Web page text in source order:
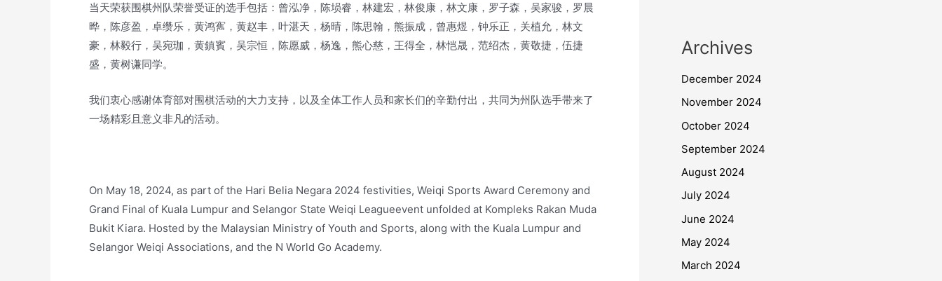
当天荣获围棋州队荣誉受证的选手包括：曾泓净，陈埙睿，林建宏，林俊康，林文康，罗子森，吴家骏，罗晨
晔，陈彦盈，卓缵乐，黄鸿寯，黄赵丰，叶湛天，杨晴，陈思翰，熊振成，曾惠煜，钟乐正，关植允，林文
豪，林毅行，吴宛珈，黄鎮賓，吴宗恒，陈愿威，杨逸，熊心慈，王得全，林恺晟，范绍杰，黄敬捷，伍捷
盛，黄树谦同学。
我们衷心感谢体育部对围棋活动的大力支持，以及全体工作人员和家长们的辛勤付出，共同为州队选手带来了
一场精彩且意义非凡的活动。
On May 18, 2024, as part of the Hari Belia Negara 2024 festivities, Weiqi Sports Award Ceremony and
Grand Final of Kuala Lumpur and Selangor State Weiqi Leagueevent unfolded at Kompleks Rakan Muda
Bukit Kiara. Hosted by the Malaysian Ministry of Youth and Sports, along with the Kuala Lumpur and
Selangor Weiqi Associations, and the N World Go Academy.
Archives
December 2024
November 2024
October 2024
September 2024
August 2024
July 2024
June 2024
May 2024
March 2024